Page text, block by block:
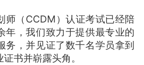
（CCDM）认证考试已经陪
年，我们致力于提供最专业的
务，并见证了数千名学员拿到
书并崭露头角。